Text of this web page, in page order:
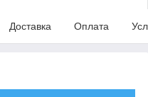
Доставка Оплата